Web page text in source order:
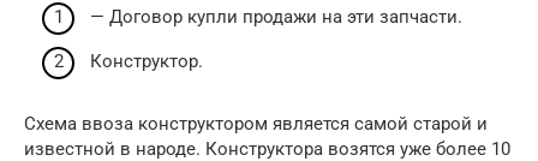
— Договор купли продажи на эти запчасти.
Конструктор.
Схема ввоза конструктором является самой старой и
известной в народе. Конструктора возятся уже более 10